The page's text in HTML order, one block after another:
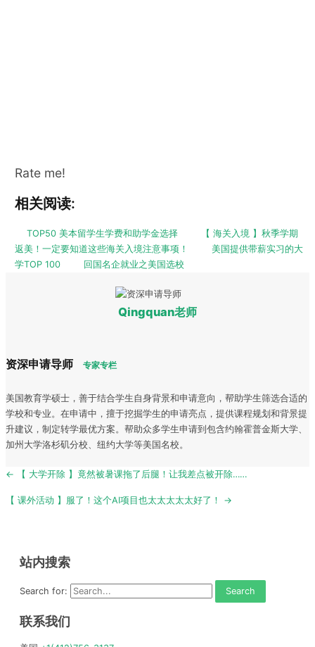
Rate me!
相关阅读:
TOP50 美本留学生学费和助学金选择
【 海关入境 】秋季学期
返美！一定要知道这些海关入境注意事项！
美国提供带薪实习的大
学TOP 100
回国名企就业之美国选校
Qingquan老师
资深申请导师 专家专栏
美国教育学硕士，善于结合学生自身背景和申请意向，帮助学生筛选合适的
学校和专业。在申请中，擅于挖掘学生的申请亮点，提供课程规划和背景提
升建议，制定转学最优方案。帮助众多学生申请到包含约翰霍普金斯大学、
加州大学洛杉矶分校、纽约大学等美国名校。
Post
← 【 大学开除 】竟然被暑课拖了后腿！让我差点被开除……
【 课外活动 】服了！这个AI项目也太太太太太好了！ →
站内搜索
Search for:
联系我们